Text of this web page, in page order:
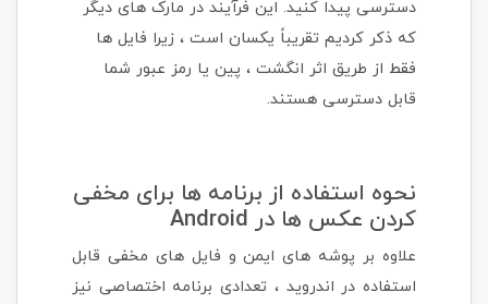
دسترسی پیدا کنید. این فرآیند در مارک های دیگر
که ذکر کردیم تقریباً یکسان است ، زیرا فایل ها
فقط از طریق اثر انگشت ، پین یا رمز عبور شما
قابل دسترسی هستند.
نحوه استفاده از برنامه ها برای مخفی
کردن عکس ها در Android
علاوه بر پوشه های ایمن و فایل های مخفی قابل
استفاده در اندروید ، تعدادی برنامه اختصاصی نیز